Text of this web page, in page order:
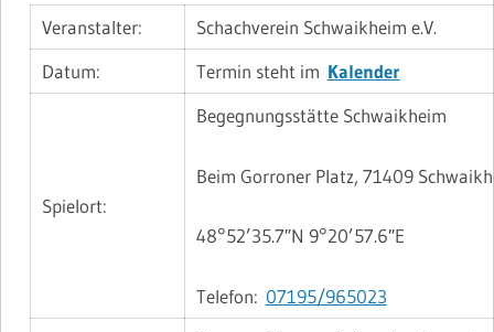
Veranstalter:
Schachverein Schwaikheim e.V.
Datum:
Termin steht im Kalender
Spielort:
Begegnungsstätte Schwaikheim
Beim Gorroner Platz, 71409
48°52’35.7″N 9°20’57.6″E
Telefon: 07195/965023